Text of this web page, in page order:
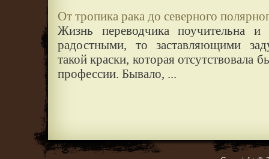
От тропика рака до северного
Жизнь переводчика поучительна и
радостными, то заставляющими
такой краски, которая отсутствовала
профессии. Бывало, ...